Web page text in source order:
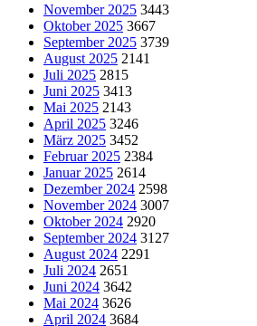
November 2025 3443
Oktober 2025 3667
September 2025 3739
August 2025 2141
Juli 2025 2815
Juni 2025 3413
Mai 2025 2143
April 2025 3246
März 2025 3452
Februar 2025 2384
Januar 2025 2614
Dezember 2024 2598
November 2024 3007
Oktober 2024 2920
September 2024 3127
August 2024 2291
Juli 2024 2651
Juni 2024 3642
Mai 2024 3626
April 2024 3684